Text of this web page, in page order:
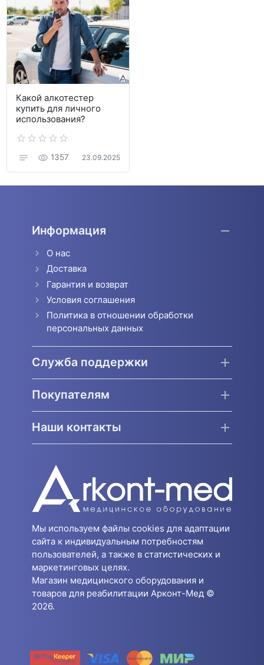
Какой алкотестер
купить для личного
использования?
1357 23.09.2025
Информация
О нас
Доставка
Гарантия и возврат
Условия соглашения
Политика в отношении обработки
персональных данных
Служба поддержки
Покупателям
Наши контакты
Мы используем файлы cookies для адаптации
сайта к индивидуальным потребностям
пользователей, а также в статистических и
маркетинговых целях.
Магазин медицинского оборудования и
товаров для реабилитации Арконт-Мед ©
2026.